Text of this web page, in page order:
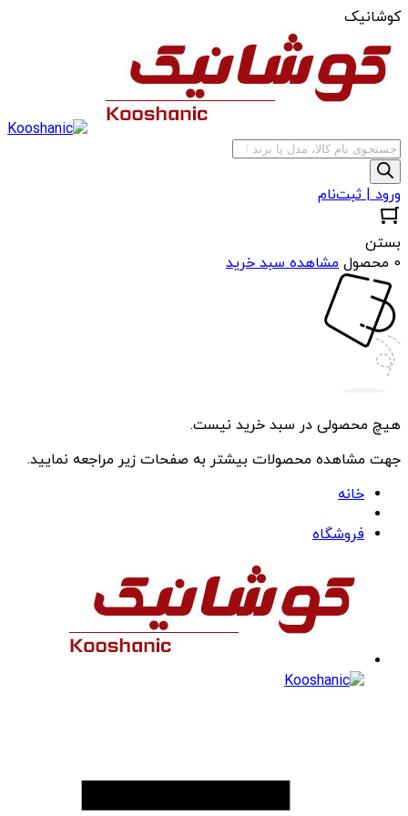
کوشانیک
جستجوی
محصولات
ورود | ثبت‌نام
بستن
0 محصول
مشاهده سبد خرید
هیچ محصولی در سبد خرید نیست.
جهت مشاهده محصولات بیشتر به صفحات زیر مراجعه نمایید.
خانه
فروشگاه